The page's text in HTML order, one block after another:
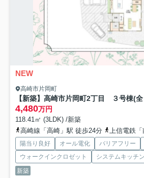
NEW
高崎市片岡町
4,480万円
118.41㎡ (3LDK) /新築
高崎線「高崎」駅 徒歩24分
上信電鉄
陽当り良好 オール電化 バリアフリー
ウォークインクロゼット
システムキッチン
新築